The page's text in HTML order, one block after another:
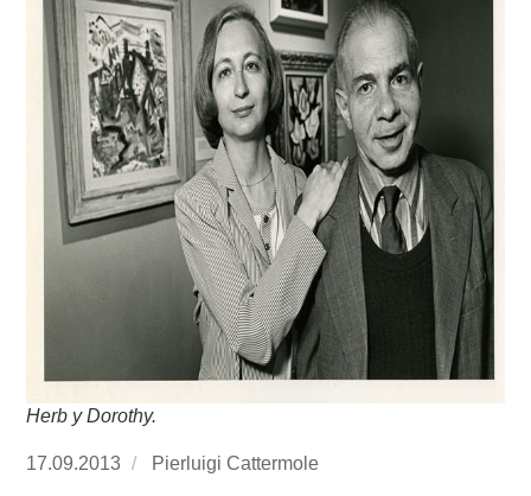
Herb y Dorothy.
Publicado
17.09.2013
https://www.experimenta.es/author/pierluigi-
Pierluigi Cattermole